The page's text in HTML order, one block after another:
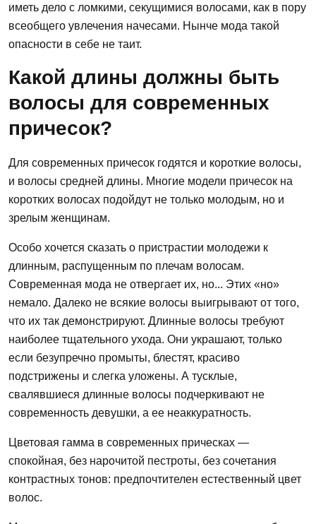
иметь дело с ломкими, секущимися волосами, как в пору
всеобщего увлечения начесами. Нынче мода такой
опасности в себе не таит.
Какой длины должны быть
волосы для современных
причесок?
Для современных причесок годятся и короткие волосы,
и волосы средней длины. Многие модели причесок на
коротких волосах подойдут не только молодым, но и
зрелым женщинам.
Особо хочется сказать о пристрастии молодежи к
длинным, распущенным по плечам волосам.
Современная мода не отвергает их, но... Этих «но»
немало. Далеко не всякие волосы выигрывают от того,
что их так демонстрируют. Длинные волосы требуют
наиболее тщательного ухода. Они украшают, только
если безупречно промыты, блестят, красиво
подстрижены и слегка уложены. А тусклые,
свалявшиеся длинные волосы подчеркивают не
современность девушки, а ее неаккуратность.
Цветовая гамма в современных прическах —
спокойная, без нарочитой пестроты, без сочетания
контрастных тонов: предпочтителен естественный цвет
волос.